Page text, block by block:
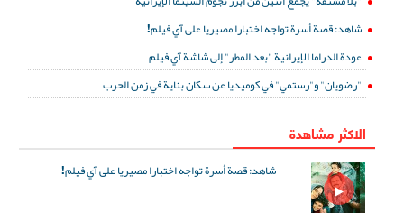
شاهد: قصة أسرة تواجه اختبارا مصيريا على آي فيلم!
عودة الدراما الإيرانية "بعد المطر" إلى شاشة آي فيلم
"رضويان" و"رستمي" في كوميديا عن سكان بناية في زمن الحرب
الاكثر مشاهدة
شاهد: قصة أسرة تواجه اختبارا مصيريا على آي فيلم!